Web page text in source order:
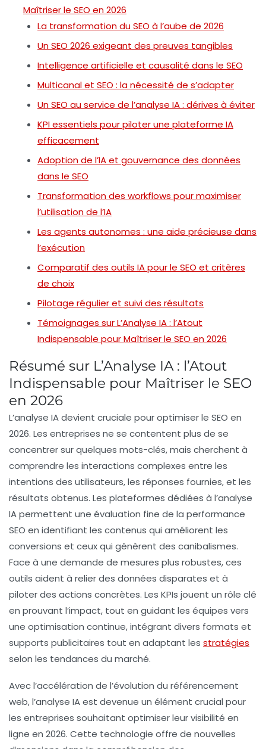
Maîtriser le SEO en 2026
La transformation du SEO à l’aube de 2026
Un SEO 2026 exigeant des preuves tangibles
Intelligence artificielle et causalité dans le SEO
Multicanal et SEO : la nécessité de s’adapter
Un SEO au service de l’analyse IA : dérives à éviter
KPI essentiels pour piloter une plateforme IA
efficacement
Adoption de l’IA et gouvernance des données
dans le SEO
Transformation des workflows pour maximiser
l’utilisation de l’IA
Les agents autonomes : une aide précieuse dans
l’exécution
Comparatif des outils IA pour le SEO et critères
de choix
Pilotage régulier et suivi des résultats
Témoignages sur L’Analyse IA : l’Atout
Indispensable pour Maîtriser le SEO en 2026
Résumé sur L’Analyse IA : l’Atout
Indispensable pour Maîtriser le SEO
en 2026
L’analyse IAdevient cruciale pour optimiser le SEO en
2026. Les entreprises ne se contentent plus de se
concentrer sur quelques mots-clés, mais cherchent à
comprendre les interactions complexes entre les
intentions des utilisateurs, les réponses fournies, et les
résultats obtenus. Les plateformes dédiées à l’analyse
IApermettent une évaluation fine de la performance
SEO en identifiant les contenus qui améliorent les
conversions et ceux qui génèrent des canibalismes.
Face à une demande de mesures plus robustes, ces
outils aident à relier des données disparates et à
piloter des actions concrètes. Les KPIs jouent un rôle clé
en prouvant l’impact, tout en guidant les équipes vers
une optimisation continue, intégrant divers formats et
supports publicitaires tout en adaptant les stratégies
selon les tendances du marché.
Avec l’accélération de l’évolution du référencement
web, l’analyse IAest devenue un élément crucial pour
les entreprises souhaitant optimiser leur visibilité en
ligne en 2026. Cette technologie offre de nouvelles